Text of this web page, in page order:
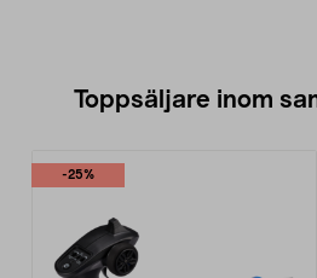
Toppsäljare inom
-25%